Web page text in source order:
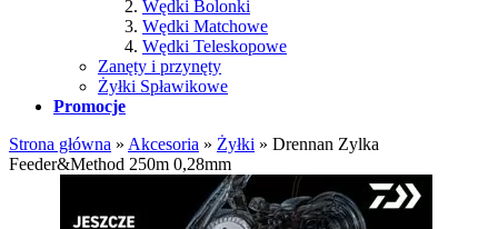
Wędki Bolonki
Wędki Matchowe
Wędki Teleskopowe
Zanęty i przynęty
Żyłki Spławikowe
Promocje
Strona główna » Akcesoria » Żyłki » Drennan Zylka
Feeder&Method 250m 0,28mm